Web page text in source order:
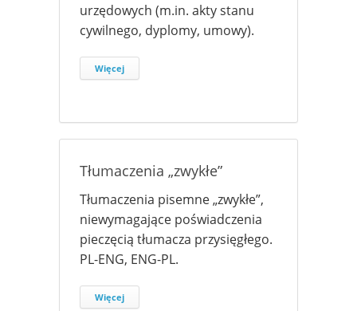
urzędowych (m.in. akty stanu
cywilnego, dyplomy, umowy).
Więcej
Tłumaczenia „zwykłe”
Tłumaczenia pisemne „zwykłe”,
niewymagające poświadczenia
pieczęcią tłumacza przysięgłego.
PL-ENG, ENG-PL.
Więcej